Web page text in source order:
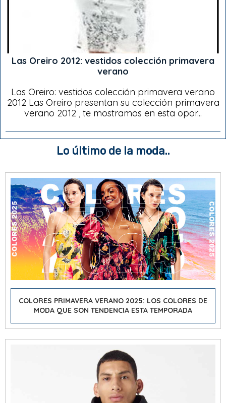
Las Oreiro 2012: vestidos colección primavera
verano
Las Oreiro: vestidos colección primavera verano
2012 Las Oreiro presentan su colección primavera
verano 2012 , te mostramos en esta opor...
Lo último de la moda..
COLORES PRIMAVERA VERANO 2025: LOS COLORES DE
MODA QUE SON TENDENCIA ESTA TEMPORADA